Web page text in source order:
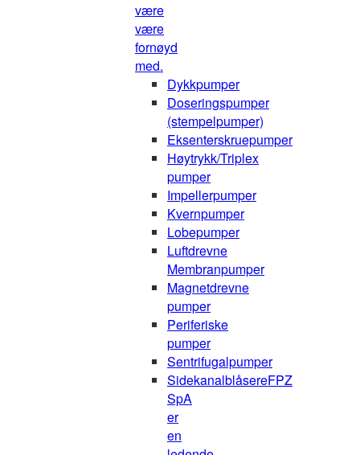
være
være
fornøyd
med.
Dykkpumper
Doseringspumper
(stempelpumper)
Eksenterskruepumper
Høytrykk/Triplex
pumper
Impellerpumper
Kvernpumper
Lobepumper
Luftdrevne
Membranpumper
Magnetdrevne
pumper
Periferiske
pumper
Sentrifugalpumper
SidekanalblåsereFPZ
SpA
er
en